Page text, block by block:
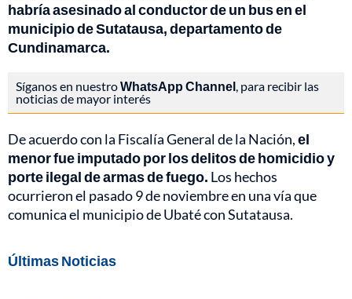
habría asesinado al conductor de un bus en el
municipio de Sutatausa, departamento de
Cundinamarca.
Síganos en nuestroWhatsApp Channel, para recibir las
noticias de mayor interés
De acuerdo con la Fiscalía General de la Nación,el
menor fue imputado por los delitos de homicidio y
porte ilegal de armas de fuego. Los hechos
ocurrieron el pasado 9 de noviembre en una vía que
comunica el municipio de Ubaté con Sutatausa.
Últimas Noticias